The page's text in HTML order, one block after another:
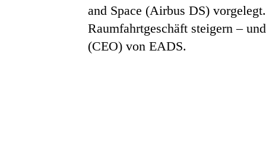
and Space (Airbus DS)
Raumfahrtgeschäft steigern –
(CEO) von EADS.